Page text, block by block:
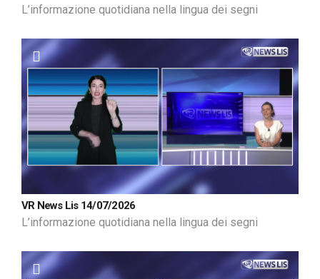
L’informazione quotidiana nella lingua dei segni
VR News Lis 14/07/2026
L’informazione quotidiana nella lingua dei segni